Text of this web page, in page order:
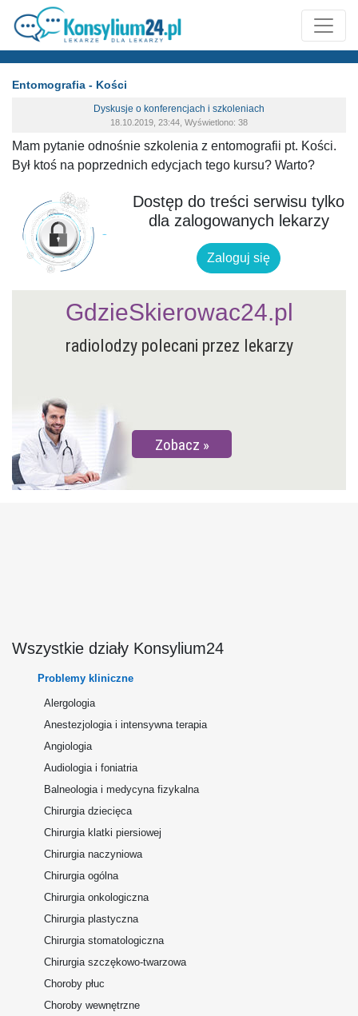
Entomografia - Kości
Dyskusje o konferencjach i szkoleniach
18.10.2019, 23:44, Wyświetlono: 38
Mam pytanie odnośnie szkolenia z entomografii pt. Kości.
Był ktoś na poprzednich edycjach tego kursu? Warto?
Dostęp do treści serwisu tylko
dla zalogowanych lekarzy
Zaloguj się
radiolodzy polecani przez lekarzy
Zobacz
GdzieSkierowac24.pl
Wszystkie działy Konsylium24
Problemy kliniczne
Alergologia
Anestezjologia i intensywna terapia
Angiologia
Audiologia i foniatria
Balneologia i medycyna fizykalna
Chirurgia dziecięca
Chirurgia klatki piersiowej
Chirurgia naczyniowa
Chirurgia ogólna
Chirurgia onkologiczna
Chirurgia plastyczna
Chirurgia stomatologiczna
Chirurgia szczękowo-twarzowa
Choroby płuc
Choroby wewnętrzne